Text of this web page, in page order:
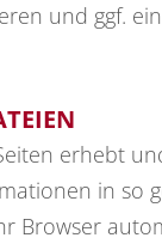
und ggf.
erhebt
in so
Browser